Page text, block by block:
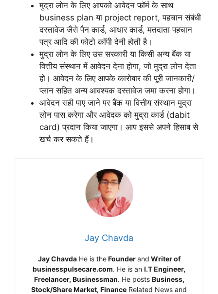
मुद्रा लोन के लिए आपको आवेदन फॉर्म के साथ
business plan या project report, पहचान संबंधी
दस्तावेज जैसे पैन कार्ड, आधार कार्ड, मतदाता पहचान
पत्र आदि की फोटो कॉपी देनी होती है।
मुद्रा लोन के लिए उस सरकारी या किसी अन्य बैंक या
वित्तीय संस्थान में आवेदन देना होगा, जो मुद्रा लोन देता
हो। आवेदन के लिए आपके कारोबार की पूरी जानकारी/
प्लान सहित अन्य आवश्यक दस्तावेज जमा करना होगा।
आवेदन सही पाए जाने पर बैंक या वित्तीय संस्थान मुद्रा
लोन पास करेगा और आवेदक को मुद्रा कार्ड (dabit
card) प्रदान किया जाएगा। आप इससे अपने हिसाब से
खर्च कर सकते हैं।
Jay Chavda
Jay ChavdaHe is theFounderand Writer of
businesspulsecare.com. He is an I.T Engineer,
Freelancer, Businessman. He posts Business,
Stock/Share Market, Finance Related News and